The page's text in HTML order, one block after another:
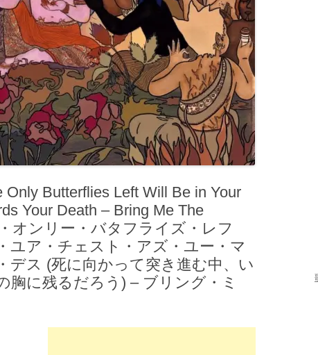
Butterflies Left Will Be in Your
Your Death – Bring Me The
オンリー・バタフライズ・レフ
ユア・チェスト・アズ・ユー・マ
デス (死に向かって突き進む中、い
胸に残るだろう) – ブリング・ミ